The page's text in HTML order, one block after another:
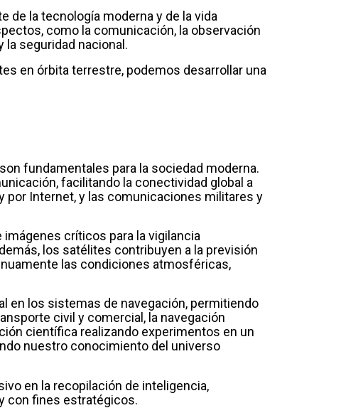
de la tecnología moderna y de la vida
como la comunicación, la observación
la seguridad nacional.
en órbita terrestre, podemos desarrollar una
fundamentales para la sociedad moderna.
facilitando la conectividad global a
Internet, y las comunicaciones militares y
críticos para la vigilancia
los satélites contribuyen a la previsión
las condiciones atmosféricas,
en los sistemas de navegación, permitiendo
civil y comercial, la navegación
científica realizando experimentos en un
nuestro conocimiento del universo
en la recopilación de inteligencia,
con fines estratégicos.